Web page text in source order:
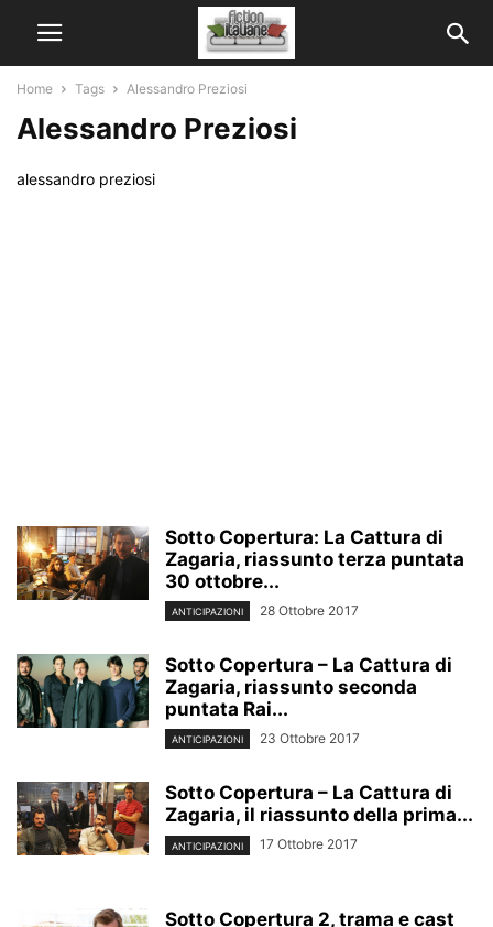
Home Tags Alessandro Preziosi
Alessandro Preziosi
alessandro preziosi
Sotto Copertura: La Cattura di
Zagaria, riassunto terza puntata
30 ottobre...
ANTICIPAZIONI 28 Ottobre 2017
Sotto Copertura – La Cattura di
Zagaria, riassunto seconda
puntata Rai...
ANTICIPAZIONI 23 Ottobre 2017
Sotto Copertura – La Cattura di
Zagaria, il riassunto della prima...
ANTICIPAZIONI 17 Ottobre 2017
Sotto Copertura 2, trama e cast